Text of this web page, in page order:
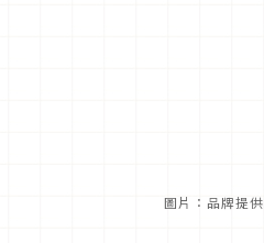
圖片：品牌提供